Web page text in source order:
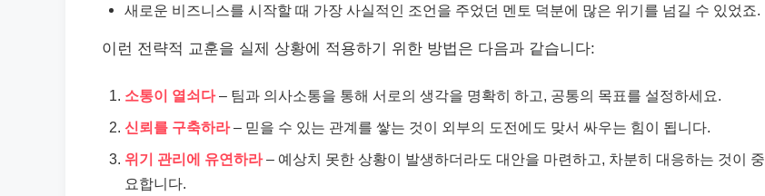
새로운 비즈니스를 시작할 때 가장 사실적인 조언을 주었던 멘토 덕분에 많은 위기를 넘길 수 있었죠.
이런 전략적 교훈을 실제 상황에 적용하기 위한 방법은 다음과 같습니다:
소통이 열쇠다– 팀과 의사소통을 통해 서로의 생각을 명확히 하고, 공통의 목표를 설정하세요.
신뢰를 구축하라– 믿을 수 있는 관계를 쌓는 것이 외부의 도전에도 맞서 싸우는 힘이 됩니다.
위기 관리에 유연하라– 예상치 못한 상황이 발생하더라도 대안을 마련하고, 차분히 대응하는 것이 중
요합니다.